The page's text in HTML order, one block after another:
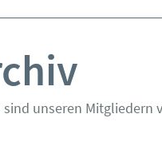
unseren Mitgliedern